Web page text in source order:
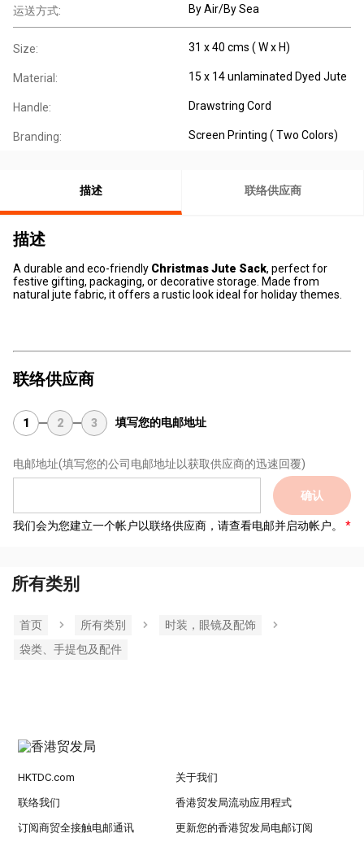
运送方式: By Air/By Sea
Size: 31 x 40 cms ( W x H)
Material: 15 x 14 unlaminated Dyed Jute
Handle: Drawstring Cord
Branding: Screen Printing ( Two Colors)
描述 联络供应商
描述
A durable and eco-friendly Christmas Jute Sack, perfect for
festive gifting, packaging, or decorative storage. Made from
natural jute fabric, it offers a rustic look ideal for holiday themes.
联络供应商
1 2 3 填写您的电邮地址
电邮地址(填写您的公司电邮地址以获取供应商的迅速回覆)
确认
我们会为您建立一个帐户以联络供应商，请查看电邮并启动帐户。
所有类别
首页 所有类別
时装，眼镜及配饰
袋类、手提包及配件
HKTDC.com 关于我们
联络我们 香港贸发局流动应用程式
订阅商贸全接触电邮通讯 更新您的香港贸发局电邮订阅